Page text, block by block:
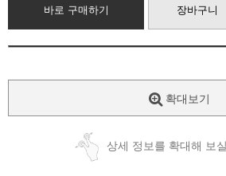
바로 구매하기 장바구니
확대보기
상세 정보를 확대해 보